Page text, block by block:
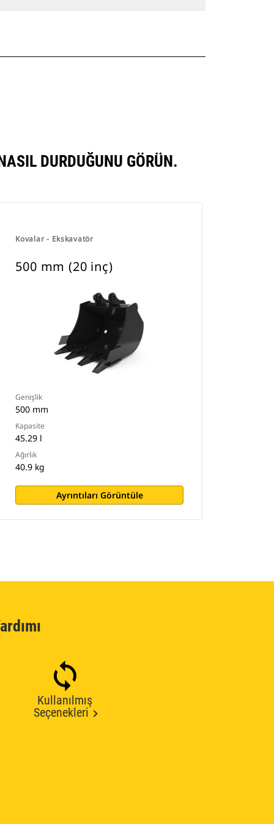
DURDUĞUNU GÖRÜN.
Kovalar - Ekskavatör
500 mm (20 inç)
Genişlik
500 mm
Kapasite
45.29 l
Ağırlık
40.9 kg
Ayrıntıları Görüntüle
Kullanılmış
Seçenekleri